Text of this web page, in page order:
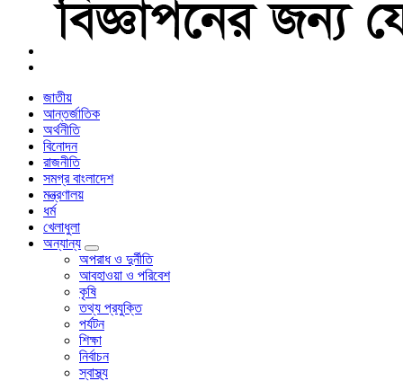
জাতীয়
আন্তর্জাতিক
অর্থনীতি
বিনোদন
রাজনীতি
সমগ্র বাংলাদেশ
মন্ত্রণালয়
ধর্ম
খেলাধুলা
অন্যান্য
অপরাধ ও দুর্নীতি
আবহাওয়া ও পরিবেশ
কৃষি
তথ্য প্রযুক্তি
পর্যটন
শিক্ষা
নির্বাচন
স্বাস্থ্য